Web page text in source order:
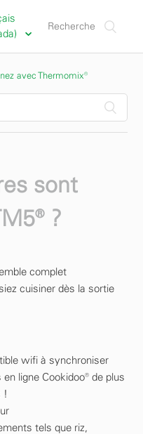
avec Thermomix®
sont
?
complet
cuisiner dès la sortie
wifi à synchroniser
ligne Cookidoo® de plus
!
tels que riz,